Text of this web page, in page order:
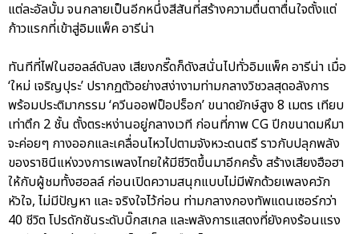
แต่ละอัลบั้ม จนกลายเป็นอีกหนึ่งสีสันที่สร้างความตื่นตาตื่นใจตั้งแต่
ก้าวแรกที่เข้าสู่อิมแพ็ค อารีน่า
ทันทีที่ไฟในฮอลล์ดับลง เสียงกรี๊ดก็ดังสนั่นไปทั่วอิมแพ็ค อารีน่า เมื่อ
‘ใหม่ เจริญปุระ’ ปรากฏตัวอย่างสง่างามท่ามกลางวิชวลสุดอลังการ
พร้อมประติมากรรม ‘ควีนออฟป็อปร็อก’ ขนาดยักษ์สูง 8 เมตร เทียบ
เท่าตึก 2 ชั้น ตั้งตระหง่านอยู่กลางเวที ก่อนที่ภาพ CG ปีกขนาดมหึมา
จะค่อยๆ กางออกและเคลื่อนไหวไปตามจังหวะดนตรี ราวกับปลุกพลัง
ของราชินีแห่งวงการเพลงไทยให้มีชีวิตขึ้นมาอีกครั้ง สร้างเสียงฮือฮา
ให้กับผู้ชมทั้งฮอลล์ ก่อนเปิดความสนุกแบบไม่มีพักด้วยเพลงควัก
หัวใจ, ไม่มีปัญหา และ จริงใจไว้ก่อน ท่ามกลางกองทัพแดนเซอร์กว่า
40 ชีวิต โปรดักชันระดับบิ๊กสเกล และพลังการแสดงที่ยังคงร้อนแรง